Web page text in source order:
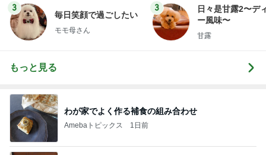
3
毎日笑顔で過ごしたい
モモ母さん
3
日々是甘露2〜デ
ー風味〜
甘露
もっと見る
わが家でよく作る補食の組み合わせ
Amebaトピックス 1日前